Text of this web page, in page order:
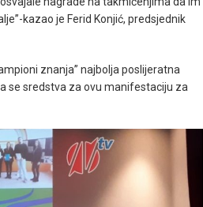
kazao je Ferid Konjić, predsjednik
znanja” najbolja poslijeratna
se sredstva za ovu manifestaciju za